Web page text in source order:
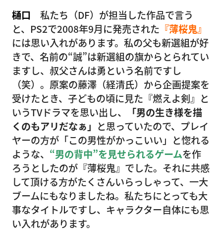
樋口
私たち（DF）が担当した作品で言う
と、PS2で2008年9月に発売された 『薄桜鬼』
には思い入れがあります。私の父も新選組が好
きで、名前の“誠”は新選組の旗からとられてい
ますし、叔父さんは勇という名前ですし
（笑）。原案の藤澤（経清氏）から企画提案を
受けたとき、子どもの頃に見た『燃えよ剣』と
いうTVドラマを思い出し、
「男の生き様を描
くのもアリだなぁ」 と思っていたので、プレイ
ヤーの方が「この男性がかっこいい」と惚れる
ような、 “男の背中”を見せられるゲームを作
ろうとしたのが『薄桜鬼』でした。それに共感
して頂ける方がたくさんいらっしゃって、一大
ブームにもなりましたね。私たちにとっても大
事なタイトルですし、キャラクター自体にも思
い入れがあります。